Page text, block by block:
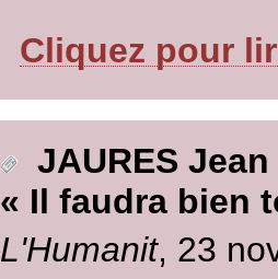
Cliquez pour
JAURES Jean
« Il faudra bien
L'Humanit, 23